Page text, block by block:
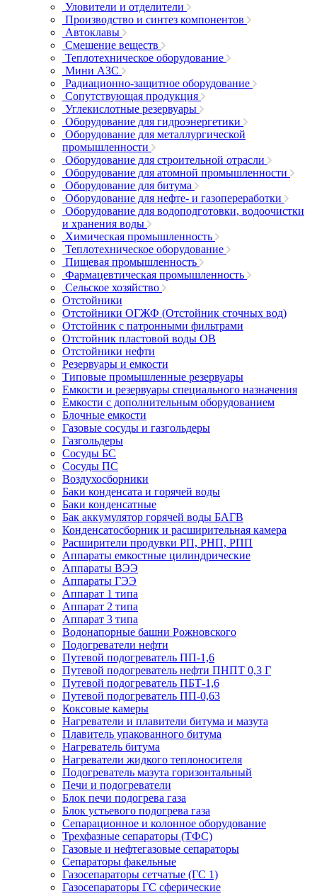
Уловители и отделители
Производство и синтез компонентов
Автоклавы
Смешение веществ
Теплотехническое оборудование
Мини АЗС
Радиационно-защитное оборудование
Сопутствующая продукция
Углекислотные резервуары
Оборудование для гидроэнергетики
Оборудование для металлургической
промышленности
Оборудование для строительной отрасли
Оборудование для атомной промышленности
Оборудование для битума
Оборудование для нефте- и газопереработки
Оборудование для водоподготовки, водоочистки
и хранения воды
Химическая промышленность
Теплотехническое оборудование
Пищевая промышленность
Фармацевтическая промышленность
Сельское хозяйство
Отстойники
Отстойники ОГЖФ (Отстойник сточных вод)
Отстойник с патронными фильтрами
Отстойник пластовой воды ОВ
Отстойники нефти
Резервуары и емкости
Типовые промышленные резервуары
Емкости и резервуары специального назначения
Емкости с дополнительным оборудованием
Блочные емкости
Газовые сосуды и газгольдеры
Газгольдеры
Сосуды БС
Сосуды ПС
Воздухосборники
Баки конденсата и горячей воды
Баки конденсатные
Бак аккумулятор горячей воды БАГВ
Конденсатосборник и расширительная камера
Расширители продувки РП, РНП, РПП
Аппараты емкостные цилиндрические
Аппараты ВЭЭ
Аппараты ГЭЭ
Аппарат 1 типа
Аппарат 2 типа
Аппарат 3 типа
Водонапорные башни Рожновского
Подогреватели нефти
Путевой подогреватель ПП-1,6
Путевой подогреватель нефти ПНПТ 0,3 Г
Путевой подогреватель ПБТ-1,6
Путевой подогреватель ПП-0,63
Коксовые камеры
Нагреватели и плавители битума и мазута
Плавитель упакованного битума
Нагреватель битума
Нагреватели жидкого теплоносителя
Подогреватель мазута горизонтальный
Печи и подогреватели
Блок печи подогрева газа
Блок устьевого подогрева газа
Сепарационное и колонное оборудование
Трехфазные сепараторы (ТФС)
Газовые и нефтегазовые сепараторы
Сепараторы факельные
Газосепараторы сетчатые (ГС 1)
Газосепараторы ГС сферические